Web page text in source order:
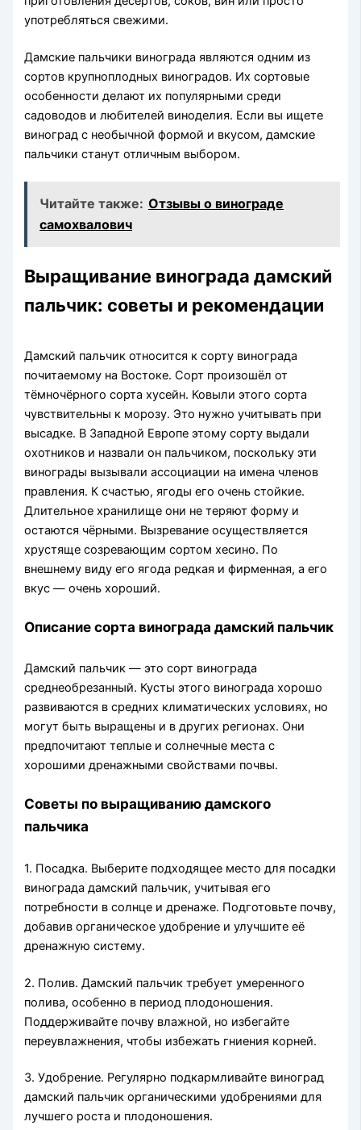
употребляться свежими.
Дамские пальчики винограда являются одним из
сортов крупноплодных виноградов. Их сортовые
особенности делают их популярными среди
садоводов и любителей виноделия. Если вы ищете
виноград с необычной формой и вкусом, дамские
пальчики станут отличным выбором.
Читайте также: Отзывы о винограде
самохвалович
Выращивание винограда дамский
пальчик: советы и рекомендации
Дамский пальчик относится к сорту винограда
почитаемому на Востоке. Сорт произошёл от
тёмночёрного сорта хусейн. Ковыли этого сорта
чувствительны к морозу. Это нужно учитывать при
высадке. В Западной Европе этому сорту выдали
охотников и назвали он пальчиком, поскольку эти
винограды вызывали ассоциации на имена членов
правления. К счастью, ягоды его очень стойкие.
Длительное хранилище они не теряют форму и
остаются чёрными. Вызревание осуществляется
хрустяще созревающим сортом хесино. По
внешнему виду его ягода редкая и фирменная, а его
вкус — очень хороший.
Описание сорта винограда дамский пальчик
Дамский пальчик — это сорт винограда
среднеобрезанный. Кусты этого винограда хорошо
развиваются в средних климатических условиях, но
могут быть выращены и в других регионах. Они
предпочитают теплые и солнечные места с
хорошими дренажными свойствами почвы.
Советы по выращиванию дамского
пальчика
1. Посадка. Выберите подходящее место для посадки
винограда дамский пальчик, учитывая его
потребности в солнце и дренаже. Подготовьте почву,
добавив органическое удобрение и улучшите её
дренажную систему.
2. Полив. Дамский пальчик требует умеренного
полива, особенно в период плодоношения.
Поддерживайте почву влажной, но избегайте
переувлажнения, чтобы избежать гниения корней.
3. Удобрение. Регулярно подкармливайте виноград
дамский пальчик органическими удобрениями для
лучшего роста и плодоношения.